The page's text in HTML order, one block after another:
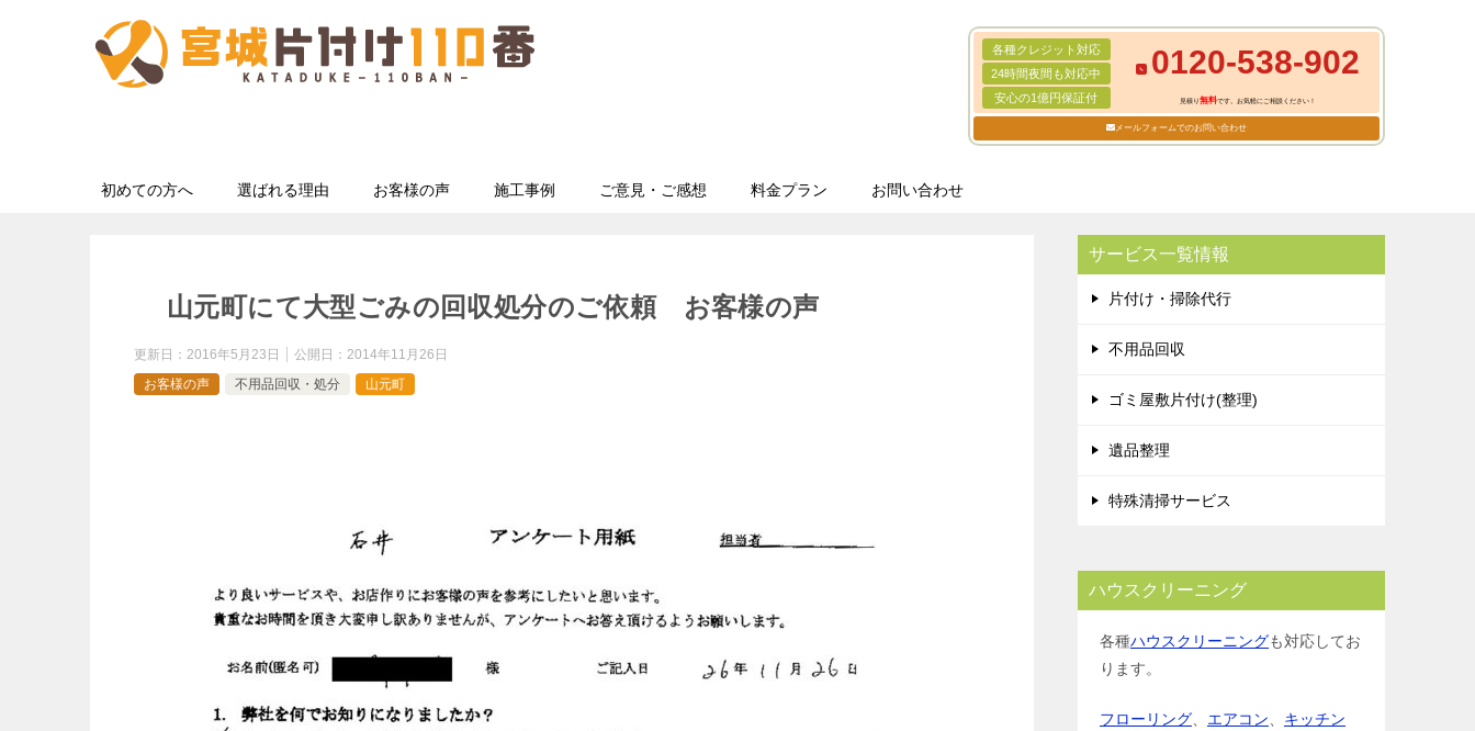
各種クレジット対応
24時間夜間も対応中
安心の1億円保証付
0120-538-902
見積り無料です。お気軽にご相談ください！
メールフォームでのお問い合わせ
初めての方へ 選ばれる理由 お客様の声 施工事例 ご意見・ご感想 料金プラン お問い合わせ
山元町にて大型ごみの回収処分のご依頼 お客様の声
更新日： 2016年5月23日 公開日： 2014年11月26日
お客様の声
不用品回収・処分 山元町
サービス一覧情報
片付け・掃除代行
不用品回収
ゴミ屋敷片付け(整理)
遺品整理
特殊清掃サービス
ハウスクリーニング
各種ハウスクリーニングも対応してお
ります。
フローリング エアコン
キッチン